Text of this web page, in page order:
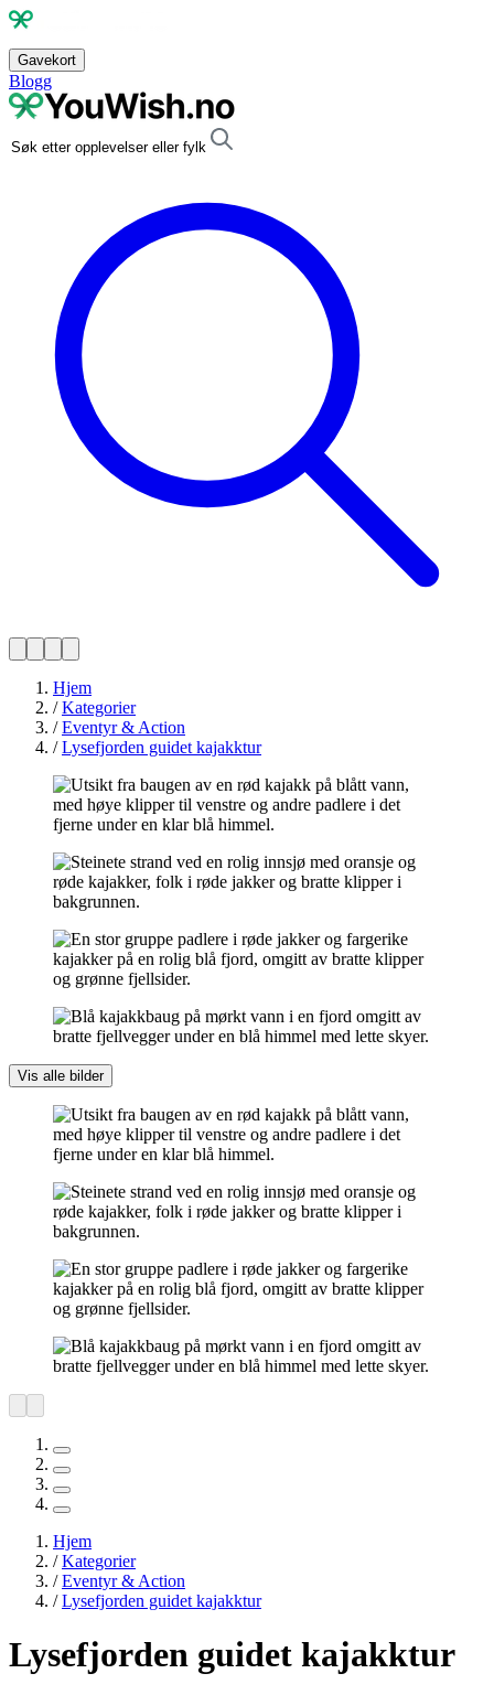
Gavekort
Blogg
Hjem
/Kategorier
/Eventyr & Action
/Lysefjorden guidet kajakktur
Vis alle bilder
Hjem
/Kategorier
/Eventyr & Action
/Lysefjorden guidet kajakktur
Lysefjorden guidet kajakktur